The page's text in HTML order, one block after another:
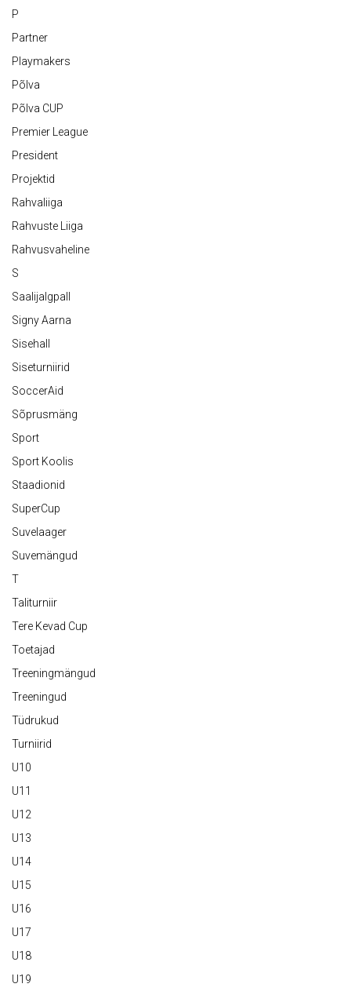
P
Partner
Playmakers
Põlva
Põlva CUP
Premier League
President
Projektid
Rahvaliiga
Rahvuste Liiga
Rahvusvaheline
S
Saalijalgpall
Signy Aarna
Sisehall
Siseturniirid
SoccerAid
Sõprusmäng
Sport
Sport Koolis
Staadionid
SuperCup
Suvelaager
Suvemängud
T
Taliturniir
Tere Kevad Cup
Toetajad
Treeningmängud
Treeningud
Tüdrukud
Turniirid
U10
U11
U12
U13
U14
U15
U16
U17
U18
U19